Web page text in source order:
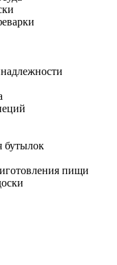
бутылок
пищи